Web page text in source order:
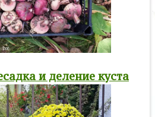
и деление куста